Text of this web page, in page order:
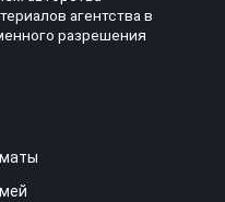
агентства в
разрешения